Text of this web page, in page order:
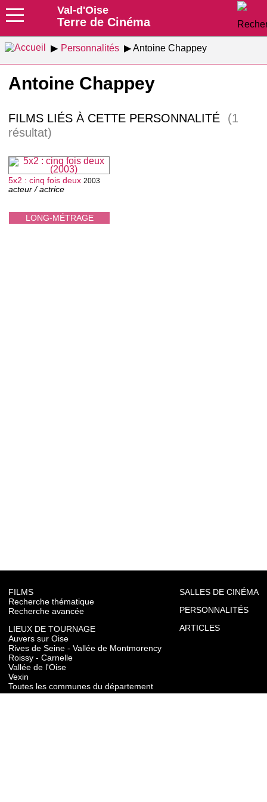
Val-d'Oise
Terre de Cinéma
Personnalités Antoine Chappey
Antoine Chappey
FILMS LIÉS À CETTE PERSONNALITÉ
(1
résultat)
LONG-MÉTRAGE
5x2 : cinq fois deux 2003
acteur / actrice
FILMS
Recherche thématique
Recherche avancée
LIEUX DE TOURNAGE
Auvers sur Oise
Rives de Seine - Vallée de Montmorency
Roissy - Carnelle
Vallée de l'Oise
Vexin
Toutes les communes du département
SALLES DE CINÉMA
PERSONNALITÉS
ARTICLES